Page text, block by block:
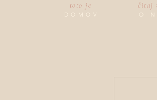
toto je čitaj
DOMOV O